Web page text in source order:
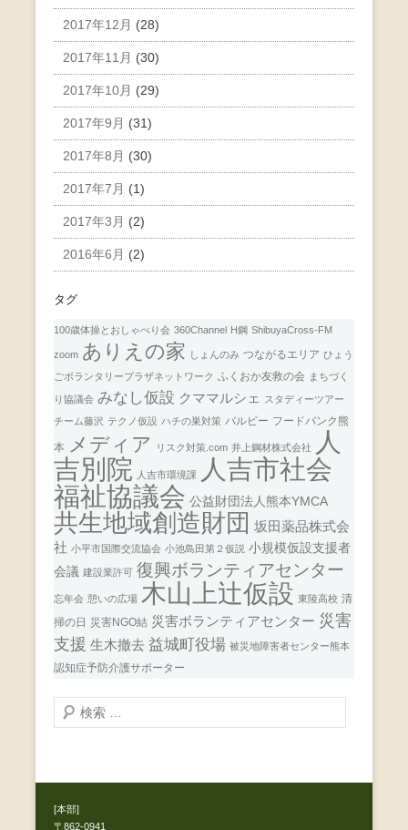
2017年12月 (28)
2017年11月 (30)
2017年10月 (29)
2017年9月 (31)
2017年8月 (30)
2017年7月 (1)
2017年3月 (2)
2016年6月 (2)
タグ
100歳体操とおしゃべり会 360Channel H鋼 ShibuyaCross-FM
zoom ありえの家 しょんのみ つながるエリア ひょう
ごボランタリープラザネットワーク ふくおか友救の会 まちづく
り協議会 みなし仮設 クママルシェ
スタディーツアー
チーム藤沢 テクノ仮設 ハチの巣対策 バルビー フードバンク熊
本 メディア リスク対策.com 井上鋼材株式会社
人
吉別院
人吉市環境課
人吉市社会
福祉協議会 公益財団法人熊本YMCA
共生地域創造財団 坂田薬品株式会
社 小平市国際交流協会 小池島田第２仮説 小規模仮設支援者
会議 建設業許可 復興ボランティアセンター
忘年会 憩いの広場 木山上辻仮設 東陵高校 清
掃の日 災害NGO結 災害ボランティアセンター 災害
支援 生木撤去 益城町役場 被災地障害者センター熊本
認知症予防介護サポーター
検
索
[本部]
〒862-0941